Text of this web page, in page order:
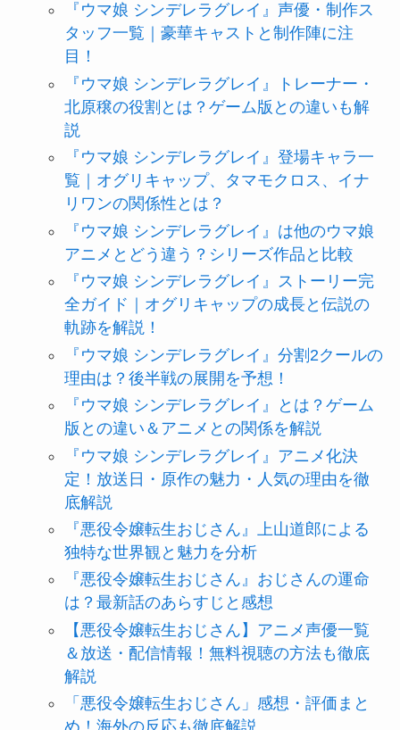
『ウマ娘 シンデレラグレイ』声優・制作ス
タッフ一覧｜豪華キャストと制作陣に注
目！
『ウマ娘 シンデレラグレイ』トレーナー・
北原穣の役割とは？ゲーム版との違いも解
説
『ウマ娘 シンデレラグレイ』登場キャラ一
覧｜オグリキャップ、タマモクロス、イナ
リワンの関係性とは？
『ウマ娘 シンデレラグレイ』は他のウマ娘
アニメとどう違う？シリーズ作品と比較
『ウマ娘 シンデレラグレイ』ストーリー完
全ガイド｜オグリキャップの成長と伝説の
軌跡を解説！
『ウマ娘 シンデレラグレイ』分割2クールの
理由は？後半戦の展開を予想！
『ウマ娘 シンデレラグレイ』とは？ゲーム
版との違い＆アニメとの関係を解説
『ウマ娘 シンデレラグレイ』アニメ化決
定！放送日・原作の魅力・人気の理由を徹
底解説
『悪役令嬢転生おじさん』上山道郎による
独特な世界観と魅力を分析
『悪役令嬢転生おじさん』おじさんの運命
は？最新話のあらすじと感想
【悪役令嬢転生おじさん】アニメ声優一覧
＆放送・配信情報！無料視聴の方法も徹底
解説
「悪役令嬢転生おじさん」感想・評価まと